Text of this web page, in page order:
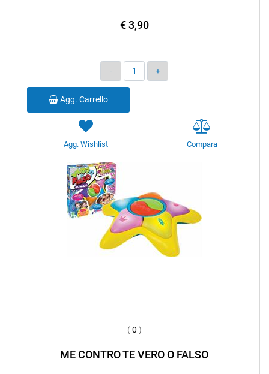
€ 3,90
Quantità
Agg. Carrello
Agg. Wishlist Compara
(0 )
ME CONTRO TE VERO O FALSO